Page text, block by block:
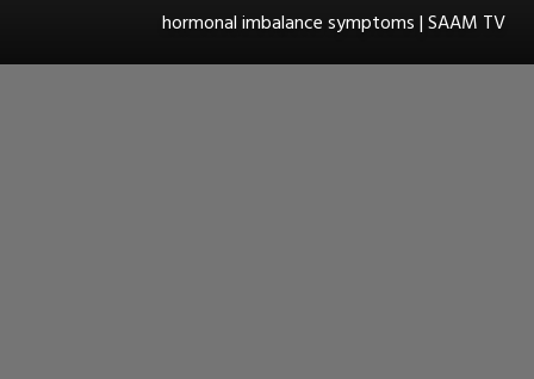
hormonal imbalance symptoms | SAAM TV